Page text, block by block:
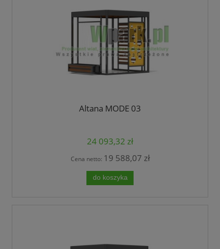
Altana MODE 03
24 093,32 zł
Cena netto: 19 588,07 zł
do koszyka